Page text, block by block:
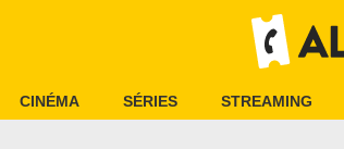
CINÉMA SÉRIES STREAMING